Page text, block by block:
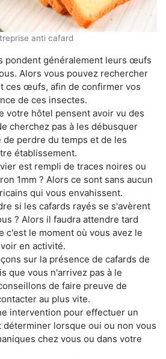
anti cafard
pondent généralement leurs œufs
Alors vous pouvez rechercher
ces œufs, afin de confirmer vos
de ces insectes.
votre hôtel pensent avoir vu des
cherchez pas à les débusquer
perdre du temps et de les
établissement.
est rempli de traces noires ou
1mm ? Alors ce sont sans aucun
qui vous envahissent.
si les cafards rayés se s'avèrent
? Alors il faudra attendre tard
c'est le moment où vous avez le
en activité.
sur la présence de cafards de
que vous n'arrivez pas à le
de faire preuve de
au plus vite.
intervention pour effectuer un
lorsque oui ou non vous
chez vous ou dans votre